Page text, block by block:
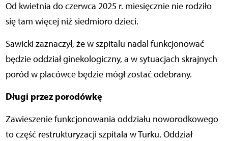
Od kwietnia do czerwca 2025 r. miesięcznie nie rodziło
się tam więcej niż siedmioro dzieci.
Sawicki zaznaczył, że w szpitalu nadal funkcjonować
będzie oddział ginekologiczny, a w sytuacjach skrajnych
poród w placówce będzie mógł zostać odebrany.
Długi przez porodówkę
Zawieszenie funkcjonowania oddziału noworodkowego
to część restrukturyzacji szpitala w Turku. Oddział